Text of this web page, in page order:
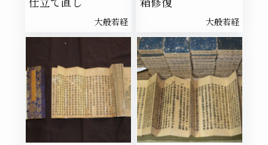
大般若経 大般若経